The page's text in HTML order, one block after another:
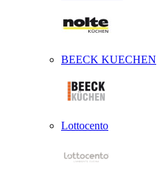
BEECK KUECHEN
Lottocento